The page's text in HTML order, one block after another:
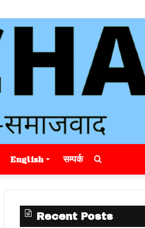
English सम्पर्क Search
for
Recent Posts